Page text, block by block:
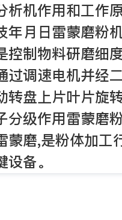
析机作用和工作
年月日雷蒙磨粉
控制物料研磨细
过调速电机并经
转盘上片叶片旋
分级作用雷蒙磨
蒙磨,是粉体加工
设备。